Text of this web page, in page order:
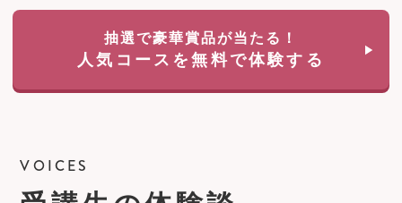
抽選で豪華賞品が当たる！
人気コースを無料で体験する
VOICES